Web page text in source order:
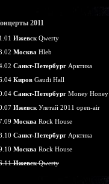
2011
Ижевск Qwerty
Москва Hleb
Санкт-Петербург Арктика
Киров Gaudi Hall
Санкт-Петербург Money Honey
Ижевск Улетай 2011 open-air
Москва Rock House
Санкт-Петербург Арктика
Москва Rock House
ИжевскQwerty